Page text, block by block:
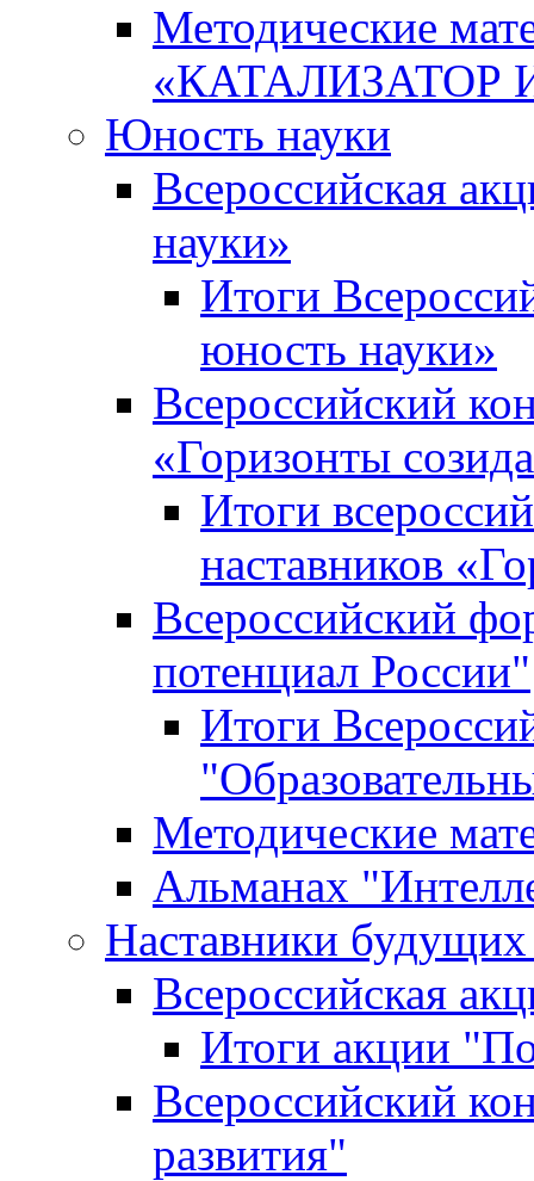
Методические
«КАТАЛИЗАТОР
Юность науки
Всероссийская
науки»
Итоги
юность науки»
Всероссийский
«Горизонты
Итоги
наставников
Всероссийский
потенциал России"
Итоги
Методические
Альманах
Наставники
Всероссийская
Итоги акции
Всероссийский
развития"